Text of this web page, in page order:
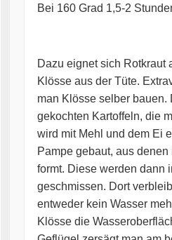
Bei 160 Grad 1,5-2
Dazu eignet sich Rotkraut
Klösse aus der Tüte.
man Klösse selber bauen.
gekochten Kartoffeln, die
wird mit Mehl und dem Ei
Pampe gebaut, aus
formt. Diese werden dann
geschmissen. Dort
entweder kein Wasser
Klösse die